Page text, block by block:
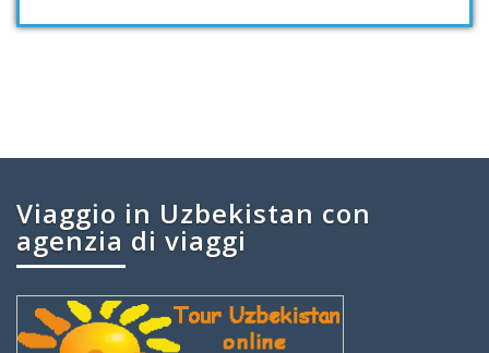
Viaggio in Uzbekistan con
agenzia di viaggi